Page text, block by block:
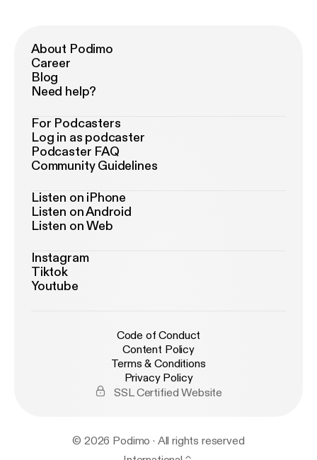
About Podimo
Career
Blog
Need help?
For Podcasters
Log in as podcaster
Podcaster FAQ
Community Guidelines
Listen on iPhone
Listen on Android
Listen on Web
Instagram
Tiktok
Youtube
Code of Conduct
Content Policy
Terms & Conditions
Privacy Policy
SSL Certified Website
© 2026 Podimo · All rights reserved